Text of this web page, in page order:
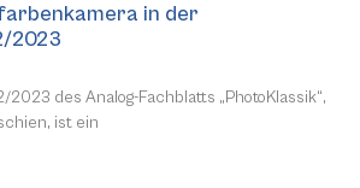
in der
2023
des Analog-Fachblatts „PhotoKlassik“,
ist ein